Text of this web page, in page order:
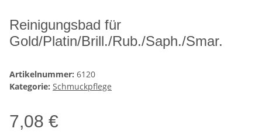
Reinigungsbad für
Gold/Platin/Brill./Rub./Saph./Smar.
Artikelnummer: 6120
Kategorie: Schmuckpflege
7,08 €